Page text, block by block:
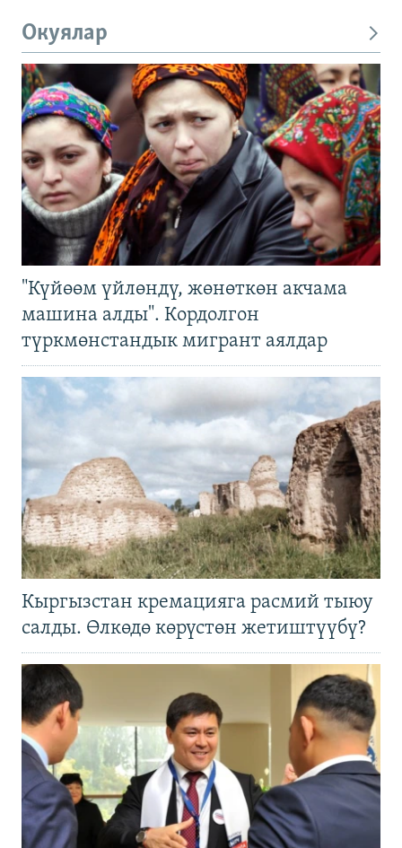
Окуялар
"Күйөөм үйлөндү, жөнөткөн акчама
машина алды". Кордолгон
түркмөнстандык мигрант аялдар
Кыргызстан кремацияга расмий тыюу
салды. Өлкөдө көрүстөн жетиштүүбү?